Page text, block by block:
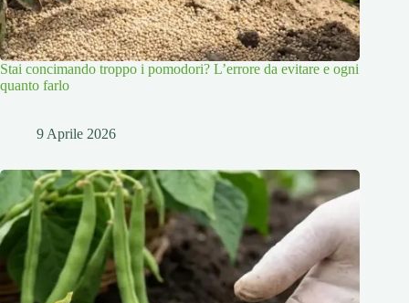
Stai concimando troppo i pomodori? L’errore da evitare e ogni
quanto farlo
9 Aprile 2026